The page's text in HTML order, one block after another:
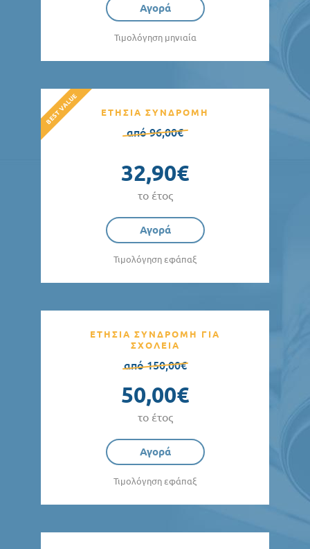
Αγορά
Τιμολόγηση μηνιαία
ΕΤΗΣΙΑ ΣΥΝΔΡΟΜΗ
από 96,00€
32,90€
το έτος
Αγορά
Τιμολόγηση εφάπαξ
ΕΤΗΣΙΑ ΣΥΝΔΡΟΜΗ ΓΙΑ
ΣΧΟΛΕΙΑ
από 150,00€
50,00€
το έτος
Αγορά
Τιμολόγηση εφάπαξ